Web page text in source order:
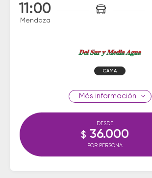
11:00
Mendoza
CAMA
información
DESDE
$ 36.000
POR PERSONA